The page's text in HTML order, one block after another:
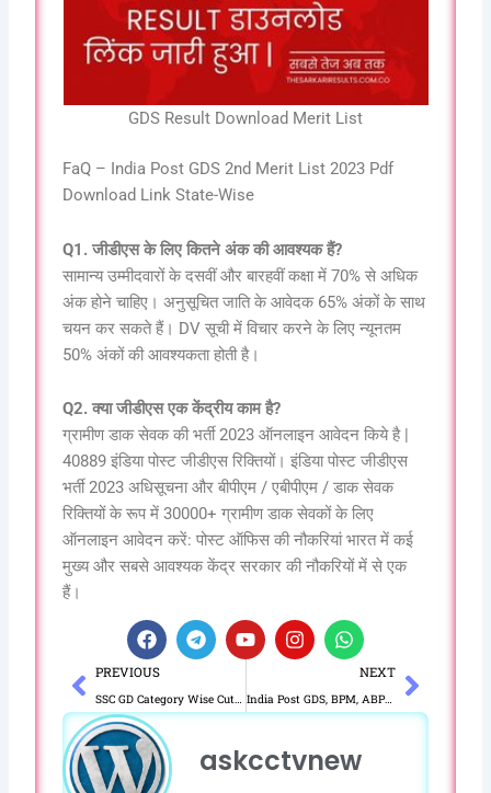
GDS Result Download Merit List
FaQ – India Post GDS 2nd Merit List 2023 Pdf
Download Link State-Wise
Q1. जीडीएस के लिए कितने अंक की आवश्यक हैं?
सामान्य उम्मीदवारों के दसवीं और बारहवीं कक्षा में 70% से अधिक
अंक होने चाहिए। अनुसूचित जाति के आवेदक 65% अंकों के साथ
चयन कर सकते हैं। DV सूची में विचार करने के लिए न्यूनतम
50% अंकों की आवश्यकता होती है।
Q2. क्या जीडीएस एक केंद्रीय काम है?
ग्रामीण डाक सेवक की भर्ती 2023 ऑनलाइन आवेदन किये है |
40889 इंडिया पोस्ट जीडीएस रिक्तियों। इंडिया पोस्ट जीडीएस
भर्ती 2023 अधिसूचना और बीपीएम / एबीपीएम / डाक सेवक
रिक्तियों के रूप में 30000+ ग्रामीण डाक सेवकों के लिए
ऑनलाइन आवेदन करें: पोस्ट ऑफिस की नौकरियां भारत में कई
मुख्य और सबसे आवश्यक केंद्र सरकार की नौकरियों में से एक
हैं।
F
a
c
e
b
o
o
k
T
e
e
g
a
Y
o
t
u
e
I
n
t
a
r
W
h
t
s
p
Prev
PREVIOUS
SSC GD Category Wise Cut-Off All State 2023 कट ऑफ रिजल्ट इस दिन जारी होगा देखें
NEXT
India Post GDS, BPM, ABPM Result 2023 – Direct Link indiapostgdsonline.gov.in Marks & Merit List Cut-Off PDF
Next
askcctvnew